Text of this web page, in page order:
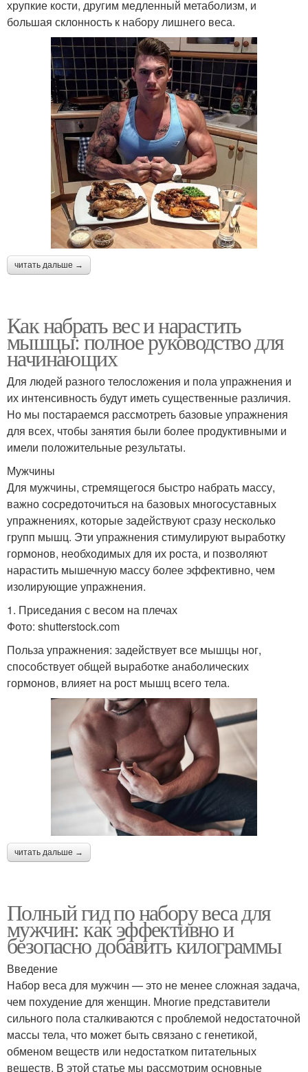
хрупкие кости, другим медленный метаболизм, и
большая склонность к набору лишнего веса.
читать дальше →
Как набрать вес и нарастить
мышцы: полное руководство для
начинающих
Для людей разного телосложения и пола упражнения и
их интенсивность будут иметь существенные различия.
Но мы постараемся рассмотреть базовые упражнения
для всех, чтобы занятия были более продуктивными и
имели положительные результаты.
Мужчины
Для мужчины, стремящегося быстро набрать массу,
важно сосредоточиться на базовых многосуставных
упражнениях, которые задействуют сразу несколько
групп мышц. Эти упражнения стимулируют выработку
гормонов, необходимых для их роста, и позволяют
нарастить мышечную массу более эффективно, чем
изолирующие упражнения.
1. Приседания с весом на плечах
Фото: shutterstock.com
Польза упражнения: задействует все мышцы ног,
способствует общей выработке анаболических
гормонов, влияет на рост мышц всего тела.
читать дальше →
Полный гид по набору веса для
мужчин: как эффективно и
безопасно добавить килограммы
Введение
Набор веса для мужчин — это не менее сложная задача,
чем похудение для женщин. Многие представители
сильного пола сталкиваются с проблемой недостаточной
массы тела, что может быть связано с генетикой,
обменом веществ или недостатком питательных
веществ. В этой статье мы рассмотрим основные